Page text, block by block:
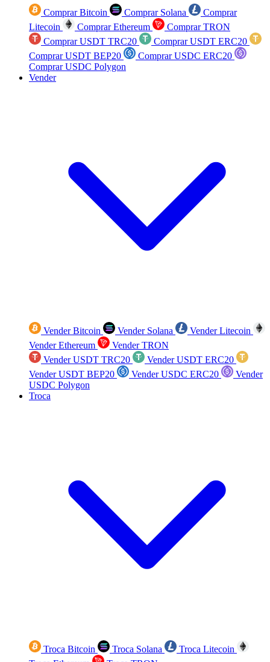
Comprar Bitcoin Comprar Solana
Comprar
Litecoin
Comprar Ethereum
Comprar TRON
Comprar USDT TRC20
Comprar USDT ERC20
Comprar USDT BEP20
Comprar USDC ERC20
Comprar USDC Polygon
Vender
Vender Bitcoin Vender Solana
Vender Litecoin
Vender Ethereum
Vender TRON
Vender USDT TRC20
Vender USDT ERC20
Vender USDT BEP20
Vender USDC ERC20
Vender
USDC Polygon
Troca
Troca Bitcoin Troca Solana
Troca Litecoin